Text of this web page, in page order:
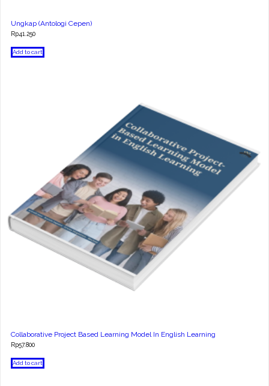
Ungkap (Antologi Cepen)
Rp41.250
Add to cart
Collaborative Project Based Learning Model In English Learning
Rp57.800
Add to cart